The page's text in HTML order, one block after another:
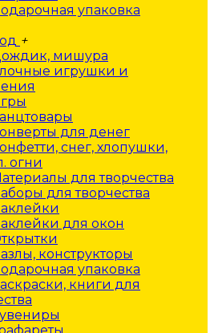
упаковка
+
мишура
игрушки и
для денег
снег, хлопушки,
огни
для творчества
для творчества
для окон
конструкторы
упаковка
книги для